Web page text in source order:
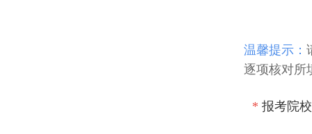
温馨提示：
逐项核对所
* 报考院